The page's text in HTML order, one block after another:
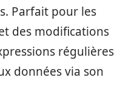
Parfait pour les
des modifications
régulières
données via son